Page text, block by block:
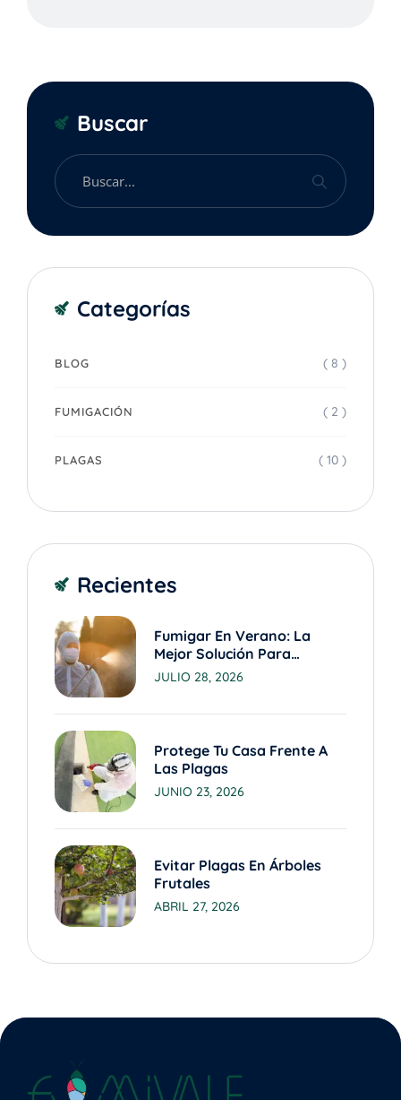
Buscar
Categorías
BLOG ( 8 )
FUMIGACIÓN ( 2 )
PLAGAS ( 10 )
Recientes
Fumigar En Verano: La
Mejor Solución Para
Eliminar Plagas En Valencia
JULIO 28, 2026
Protege Tu Casa Frente A
Las Plagas
JUNIO 23, 2026
Evitar Plagas En Árboles
Frutales
ABRIL 27, 2026